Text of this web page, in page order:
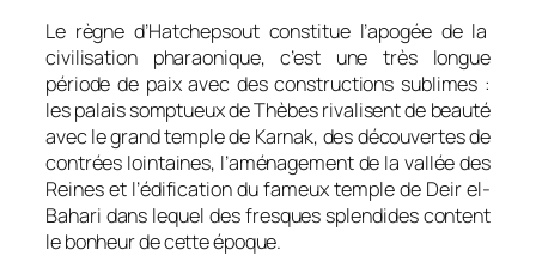
Le règne d’Hatchepsout constitue l’apogée de la
civilisation pharaonique, c’est une très longue
période de paix avec des constructions sublimes :
les palais somptueux de Thèbes rivalisent de beauté
avec le grand temple de Karnak, des découvertes de
contrées lointaines, l’aménagement de la vallée des
Reines et l’édification du fameux temple de Deir el-
Bahari dans lequel des fresques splendides content
le bonheur de cette époque.